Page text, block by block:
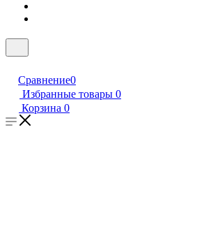
Сравнение0
Избранные товары 0
Корзина 0